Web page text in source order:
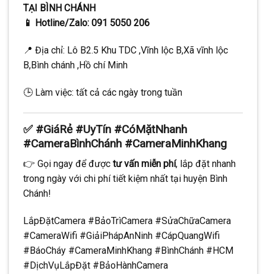
TẠI BÌNH CHÁNH
📱 Hotline/Zalo: 091 5050 206
📍 Địa chỉ: Lô B2.5 Khu TDC ,Vĩnh lộc B,Xã vĩnh lộc
B,Bình chánh ,Hồ chí Minh
🕒 Làm việc: tất cả các ngày trong tuần
✅ #GiáRẻ #UyTín #CóMặtNhanh
#CameraBìnhChánh #CameraMinhKhang
👉 Gọi ngay để được tư vấn miễn phí, lắp đặt nhanh
trong ngày với chi phí tiết kiệm nhất tại huyện Bình
Chánh!
LắpĐặtCamera #BảoTrìCamera #SửaChữaCamera
#CameraWifi #GiảiPhápAnNinh #CápQuangWifi
#BáoCháy #CameraMinhKhang #BìnhChánh #HCM
#DịchVụLắpĐặt #BảoHànhCamera